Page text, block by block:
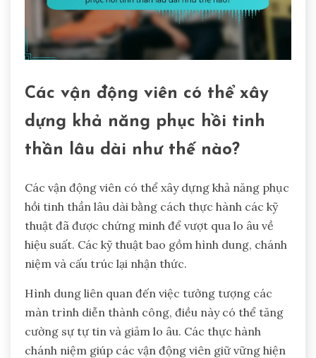
Các vận động viên có thể xây
dựng khả năng phục hồi tinh
thần lâu dài như thế nào?
Các vận động viên có thể xây dựng khả năng phục
hồi tinh thần lâu dài bằng cách thực hành các kỹ
thuật đã được chứng minh để vượt qua lo âu về
hiệu suất. Các kỹ thuật bao gồm hình dung, chánh
niệm và cấu trúc lại nhận thức.
Hình dung liên quan đến việc tưởng tượng các
màn trình diễn thành công, điều này có thể tăng
cường sự tự tin và giảm lo âu. Các thực hành
chánh niệm giúp các vận động viên giữ vững hiện